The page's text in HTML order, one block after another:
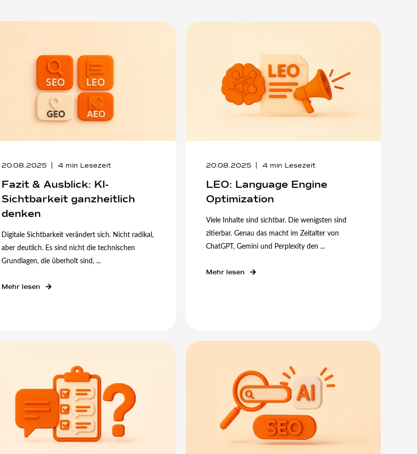
20.08.2025 4 min Lesezeit
Fazit & Ausblick: KI-
Sichtbarkeit ganzheitlich
denken
Digitale Sichtbarkeit verändert sich. Nicht radikal,
aber deutlich. Es sind nicht die technischen
Grundlagen, die überholt sind, ...
Mehr lesen
20.08.2025 4 min Lesezeit
LEO: Language Engine
Optimization
Viele Inhalte sind sichtbar. Die wenigsten sind
zitierbar. Genau das macht im Zeitalter von
ChatGPT, Gemini und Perplexity den ...
Mehr lesen